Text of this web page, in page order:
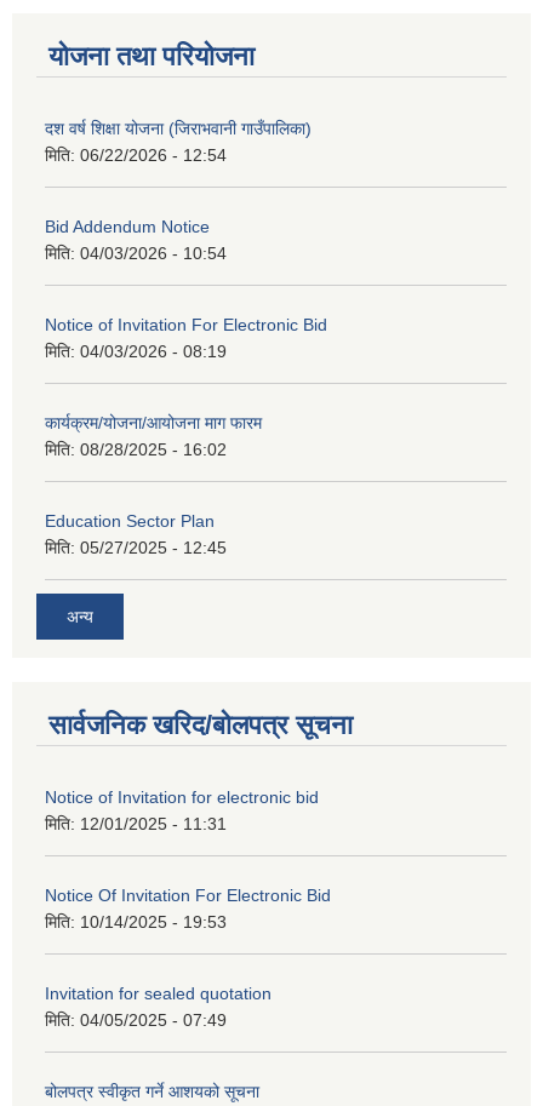
योजना तथा परियोजना
दश वर्ष शिक्षा योजना (जिराभवानी गाउँपालिका)
मिति: 06/22/2026 - 12:54
Bid Addendum Notice
मिति: 04/03/2026 - 10:54
Notice of Invitation For Electronic Bid
मिति: 04/03/2026 - 08:19
कार्यक्रम/योजना/आयोजना माग फारम
मिति: 08/28/2025 - 16:02
Education Sector Plan
मिति: 05/27/2025 - 12:45
अन्य
सार्वजनिक खरिद/बोलपत्र सूचना
Notice of Invitation for electronic bid
मिति: 12/01/2025 - 11:31
Notice Of Invitation For Electronic Bid
मिति: 10/14/2025 - 19:53
Invitation for sealed quotation
मिति: 04/05/2025 - 07:49
बोलपत्र स्वीकृत गर्ने आशयको सूचना